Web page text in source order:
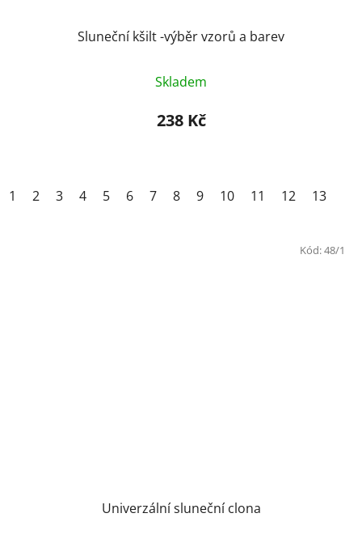
Sluneční kšilt -výběr vzorů a barev
hodnocení
produktu
Skladem
238 Kč
1 2 3 4 5 6 7 8 9 10 11 12 13
Univerzální sluneční clona
Kód:48/1